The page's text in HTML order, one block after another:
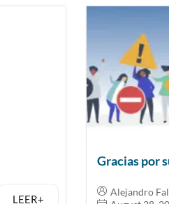
LEER+
Gracias por
Alejandro